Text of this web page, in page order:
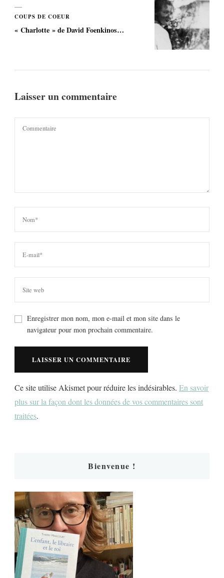
COUPS DE COEUR
« Charlotte » de David Foenkinos…
Laisser un commentaire
Enregistrer mon nom, mon e-mail et mon site dans le
navigateur pour mon prochain commentaire.
Ce site utilise Akismet pour réduire les indésirables. En savoir
plus sur la façon dont les données de vos commentaires sont
traitées.
Bienvenue !